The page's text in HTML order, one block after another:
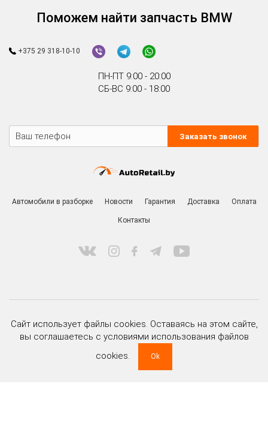
Поможем найти запчасть BMW
+375 29 318-10-10
ПН-ПТ 9:00 - 20:00
СБ-ВС 9:00 - 18:00
Заказать звонок
Автомобили в разборке Новости Гарантия Доставка Оплата
Контакты
зарегистрировано Мингорисполкомом 20 марта 2012 г.
Юридический и почтовый адрес:
220020 г. Минск, ул. Тимирязева, д. 85а, пом. 204
Сайт использует файлы cookies. Оставаясь на этом сайте,
вы соглашаетесь с условиями использования файлов
cookies.
Ok